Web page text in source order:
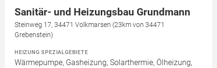
Sanitär- und Heizungsbau Grundmann
Steinweg 17, 34471 Volkmarsen (23km von 34471
Grebenstein)
HEIZUNG SPEZIALGEBIETE
Wärmepumpe, Gasheizung, Solarthermie, Ölheizung,